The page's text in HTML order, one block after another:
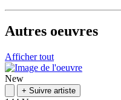
Autres oeuvres
Afficher tout
New
+ Suivre artiste